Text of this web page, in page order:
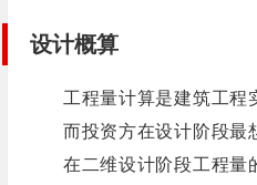
设计概算
工程量计算是建筑工程
而投资方在设计阶段最
在二维设计阶段工程量